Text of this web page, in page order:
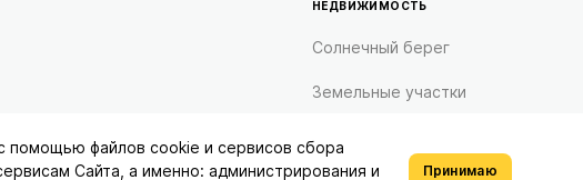
НЕДВИЖИМОСТЬ
Солнечный берег
Земельные участки
офертой, определяемой положениями статьи 437 Гражданского
помощью файлов cookie и сервисов сбора
Сайта, а именно: администрирования и
Принимаю